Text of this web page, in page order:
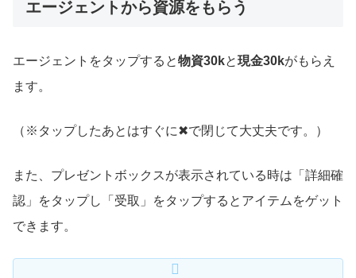
エージェントから資源をもらう
エージェントをタップすると物資30kと現金30kがもらえ
ます。
（※タップしたあとはすぐに✖で閉じて大丈夫です。）
また、プレゼントボックスが表示されている時は「詳細確
認」をタップし「受取」をタップするとアイテムをゲット
できます。